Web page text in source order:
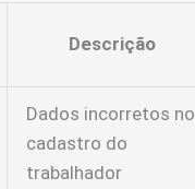
Descrição
Dados incorretos no
cadastro do
trabalhador